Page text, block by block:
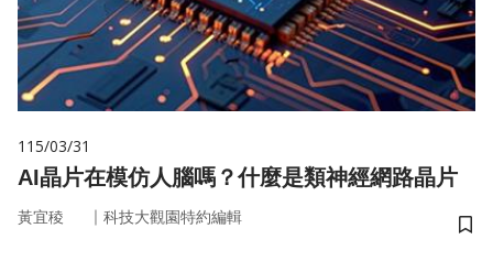
115/03/31
AI晶片在模仿人腦嗎？什麼是類神經網路晶片
黃宜稜 ｜ 科技大觀園特約編輯
儲